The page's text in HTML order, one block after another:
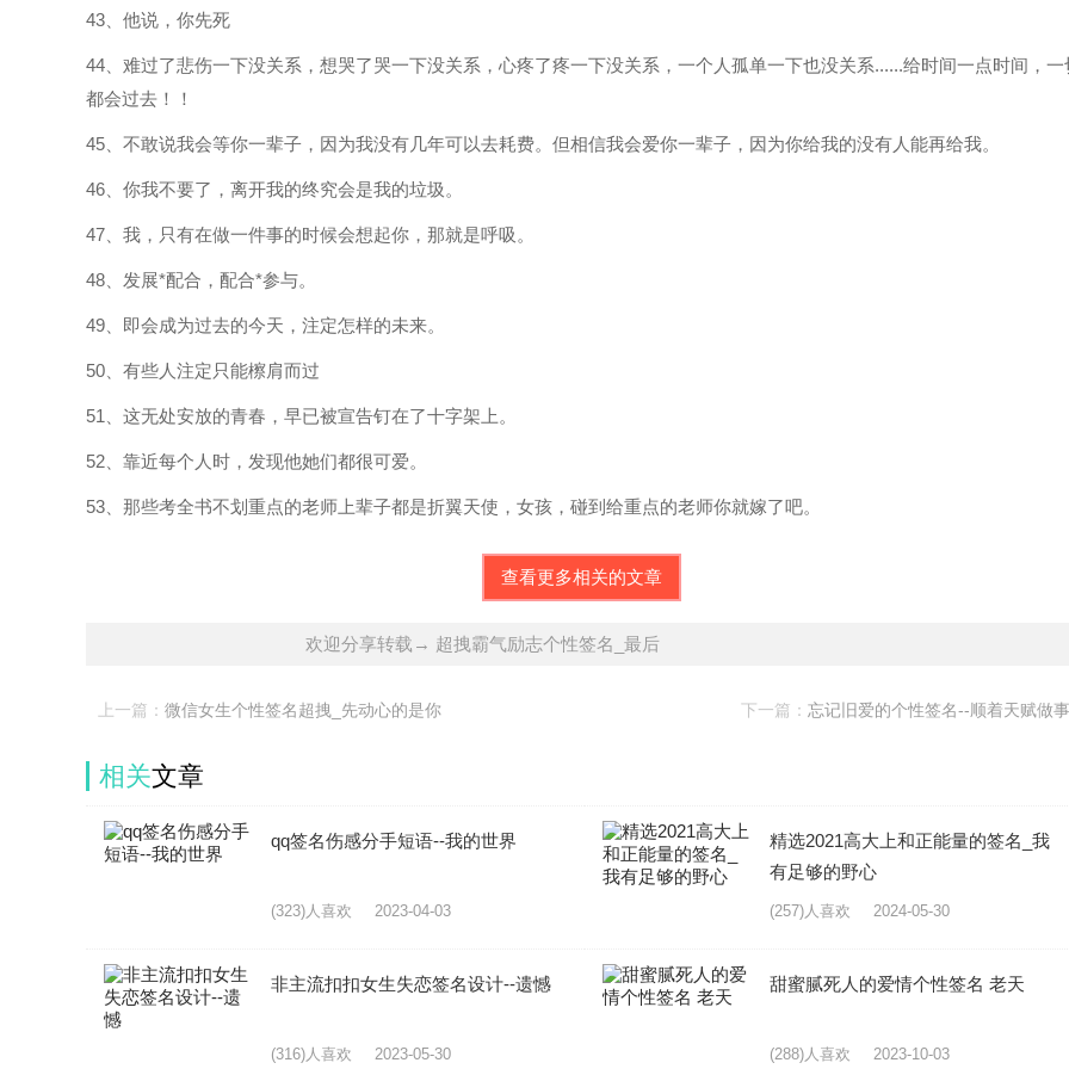
43、他说，你先死
44、难过了悲伤一下没关系，想哭了哭一下没关系，心疼了疼一下没关系，一个人孤单一下也没关系......给时间一点时间，一
都会过去！！
45、不敢说我会等你一辈子，因为我没有几年可以去耗费。但相信我会爱你一辈子，因为你给我的没有人能再给我。
46、你我不要了，离开我的终究会是我的垃圾。
47、我，只有在做一件事的时候会想起你，那就是呼吸。
48、发展*配合，配合*参与。
49、即会成为过去的今天，注定怎样的未来。
50、有些人注定只能檫肩而过
51、这无处安放的青春，早已被宣告钉在了十字架上。
52、靠近每个人时，发现他她们都很可爱。
53、那些考全书不划重点的老师上辈子都是折翼天使，女孩，碰到给重点的老师你就嫁了吧。
查看更多相关的文章
欢迎分享转载→ 超拽霸气励志个性签名_最后
上一篇： 微信女生个性签名超拽_先动心的是你 下一篇： 忘记旧爱的个性签名--顺着天赋做事
相关文章
qq签名伤感分手短语--我的世界
(323)人喜欢 2023-04-03
精选2021高大上和正能量的签名_我
有足够的野心
(257)人喜欢 2024-05-30
非主流扣扣女生失恋签名设计--遗憾
(316)人喜欢 2023-05-30
甜蜜腻死人的爱情个性签名 老天
(288)人喜欢 2023-10-03